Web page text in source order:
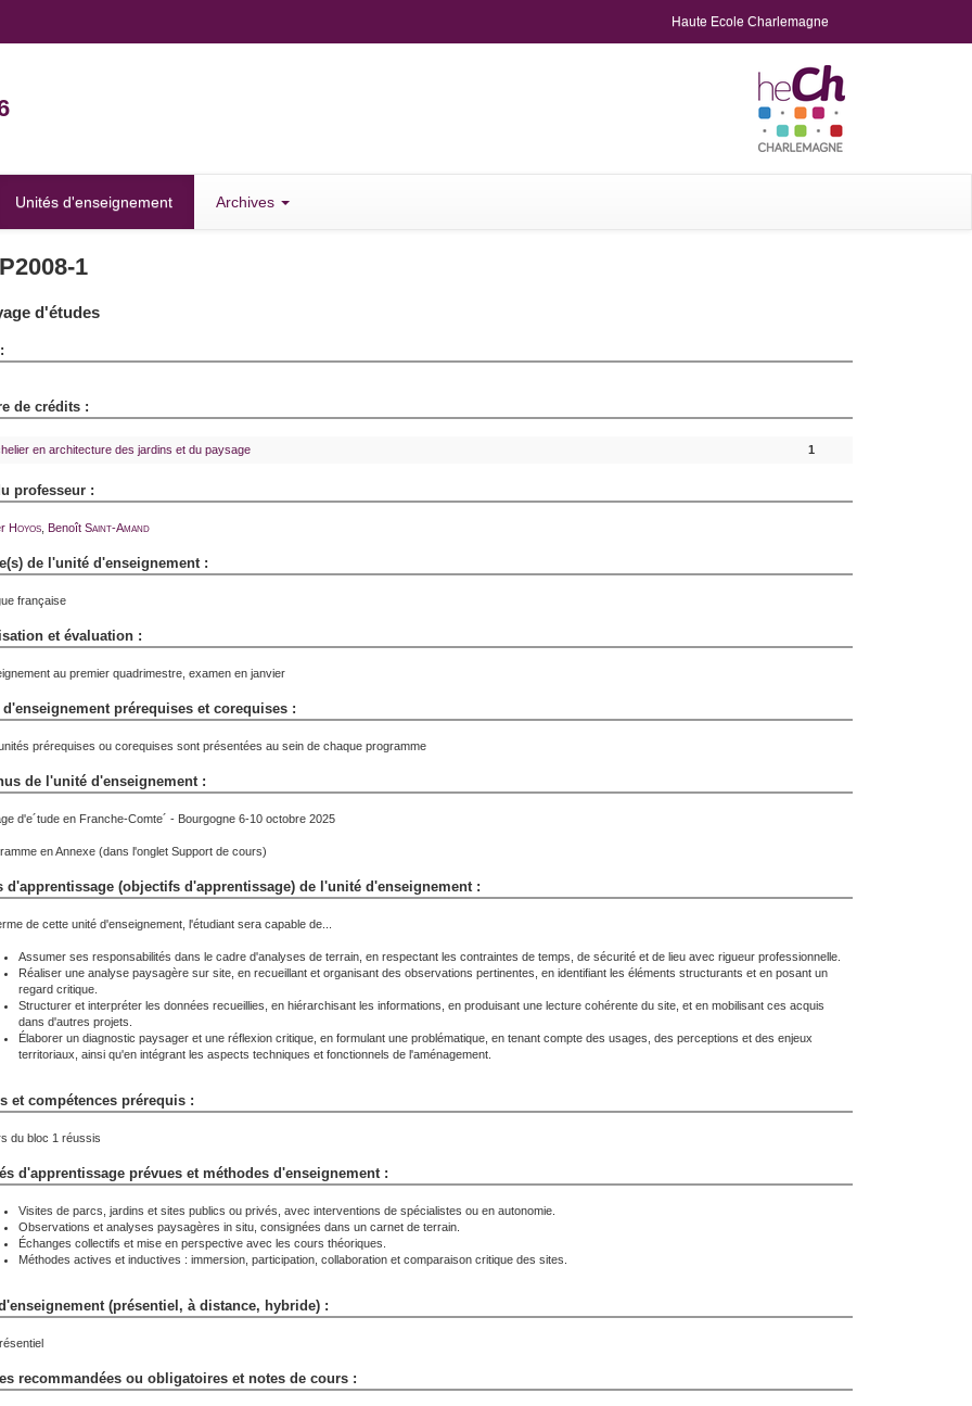
Haute Ecole Charlemagne
Unités d'enseignement Archives
1
d'études
de crédits :
en architecture des jardins et du paysage 1
professeur :
Hoyos, Benoît Saint-Amand
de l'unité d'enseignement :
française
et évaluation :
au premier quadrimestre, examen en janvier
d'enseignement prérequises et corequises :
prérequises ou corequises sont présentées au sein de chaque programme
de l'unité d'enseignement :
d'e´tude en Franche-Comte´ - Bourgogne 6-10 octobre 2025
en Annexe (dans l'onglet Support de cours)
d'apprentissage (objectifs d'apprentissage) de l'unité d'enseignement :
de cette unité d'enseignement, l'étudiant sera capable de...
Assumer ses responsabilités dans le cadre d'analyses de terrain, en respectant les contraintes de temps, de sécurité et de lieu avec rigueur professionnelle.
Réaliser une analyse paysagère sur site, en recueillant et organisant des observations pertinentes, en identifiant les éléments structurants et en posant un
regard critique.
Structurer et interpréter les données recueillies, en hiérarchisant les informations, en produisant une lecture cohérente du site, et en mobilisant ces acquis
dans d'autres projets.
Élaborer un diagnostic paysager et une réflexion critique, en formulant une problématique, en tenant compte des usages, des perceptions et des enjeux
territoriaux, ainsi qu'en intégrant les aspects techniques et fonctionnels de l'aménagement.
et compétences prérequis :
du bloc 1 réussis
d'apprentissage prévues et méthodes d'enseignement :
Visites de parcs, jardins et sites publics ou privés, avec interventions de spécialistes ou en autonomie.
Observations et analyses paysagères in situ, consignées dans un carnet de terrain.
Échanges collectifs et mise en perspective avec les cours théoriques.
Méthodes actives et inductives : immersion, participation, collaboration et comparaison critique des sites.
(présentiel, à distance, hybride) :
recommandées ou obligatoires et notes de cours :